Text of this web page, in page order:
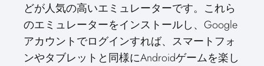
どが人気の高いエミュレーターです。これら
のエミュレーターをインストールし、Google
アカウントでログインすれば、スマートフォ
ンやタブレットと同様にAndroidゲームを楽し